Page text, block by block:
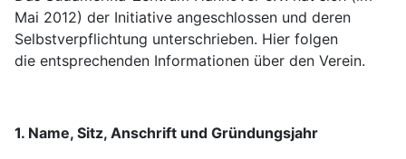
Mai 2012) der Initiative angeschlossen und deren
Selbstverpflichtung unterschrieben. Hier folgen
die entsprechenden Informationen über den Verein.
1. Name, Sitz, Anschrift und Gründungsjahr